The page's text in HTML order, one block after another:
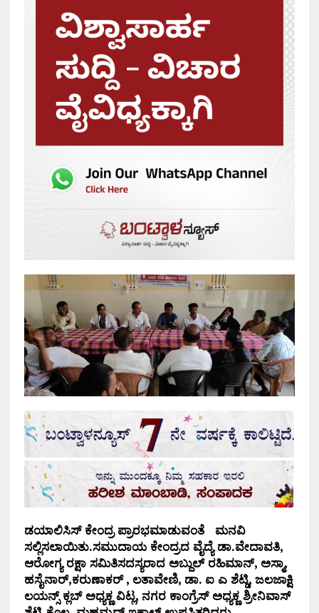
ಡಯಾಲಿಸಿಸ್ ಕೇಂದ್ರ ಪ್ರಾರಭಮಾಡುವಂತೆ ಮನವಿ
ಸಲ್ಲಿಸಲಾಯಿತು.ಸಮುದಾಯ ಕೇಂದ್ರದ ವೈದ್ಯೆ ಡಾ.ವೇದಾವತಿ,
ಆರೋಗ್ಯ ರಕ್ಷಾ ಸಮಿತಿ‌ಸದಸ್ಯರಾದ ಅಬ್ದುಲ್ ರಹಿಮಾನ್, ಅಸ್ಮಾ,
ಹಸೈನಾರ್,ಕರುಣಾಕರ್ , ಲತಾವೇಣಿ, ಡಾ. ಐ ಎ ಶೆಟ್ಡಿ, ಜಲಜಾಕ್ಷಿ
ಲಯನ್ಸ್ ಕ್ಲಬ್ ಅಧ್ಯಕ್ಣ ವಿಟ್ಲ, ನಗರ ಕಾಂಗ್ರೆಸ್ ಅಧ್ಯಕ್ಣ ಶ್ರೀನಿವಾಸ್